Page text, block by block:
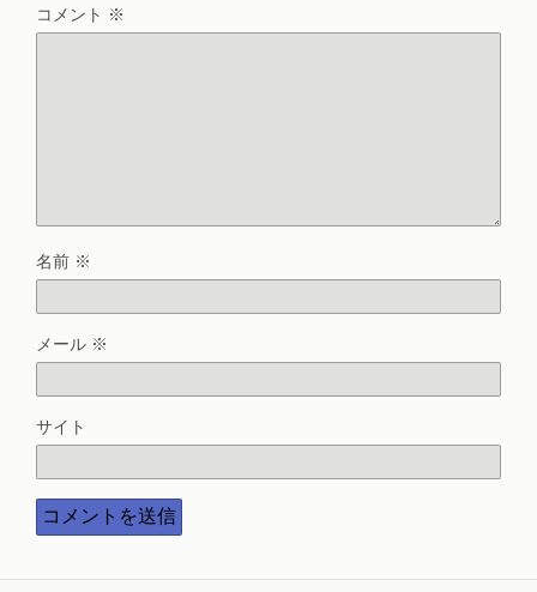
コメント ※
名前 ※
メール ※
サイト